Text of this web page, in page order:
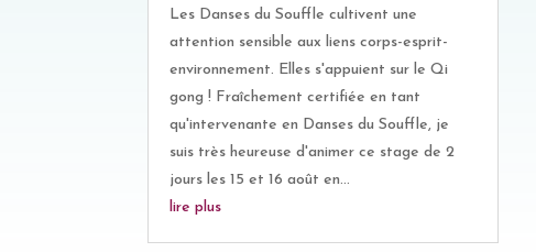
Les Danses du Souffle cultivent une
attention sensible aux liens corps-esprit-
environnement. Elles s'appuient sur le Qi
gong ! Fraîchement certifiée en tant
qu'intervenante en Danses du Souffle, je
suis très heureuse d'animer ce stage de 2
jours les 15 et 16 août en...
lire plus